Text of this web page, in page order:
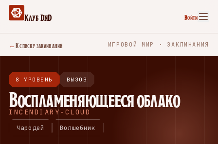
Клуб DnD Войти
←К списку заклинаний ИГРОВОЙ МИР · ЗАКЛИНАНИЯ
8 УРОВЕНЬ ВЫЗОВ
Воспламеняющееся облако
INCENDIARY-CLOUD
Чародей Волшебник